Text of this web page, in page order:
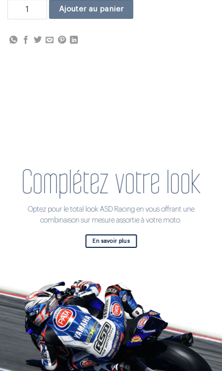
quantité de Ducati Panigale 899 D1
Ajouter au panier
Complétez votre look
Optez pour le total look ASD Racing en vous offrant une
combinaison sur mesure assortie à votre moto.
En savoir plus